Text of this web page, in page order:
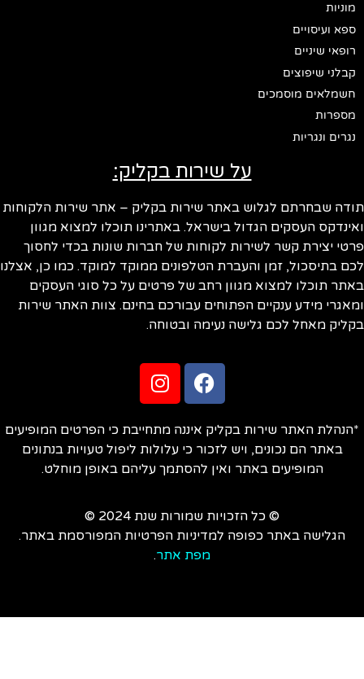
מוניות
ספא ועיסויים
רופאי שיניים
קבלני שיפוצים
חשמלאים מוסמכים
מספרות
נגרים ונגריות
על שירות בקליק:
שבחרתם לגלוש באתר שירות בקליק – אתר שירות הלקוחות
העסקים הגדול בישראל. באתרינו תוכלו למצוא מגוון
יצירת קשר לשירות לקוחות של חברות שונות בכדי לחסוך
בתיסכול, זמן והעברת הטלפונים ממוקד למוקד. כמו כן, אצלנו
תוכלו למצוא מגוון רחב של פרטים על כל סוגי העסקים
מידע ענקיים הפתוחים עבורכם בחינם. צוות האתר שירות
מאחל לכם גלישה נעימה ובטוחה.
האתר שירות בקליק איננה מתחייבת כי הפרטים המופיעים
באתר הם נכונים, ויש לזכור כי עלולות ליפול טעויות בנתונים
המופיעים באתר ואין להסתמך עליהם באופן מוחלט.
© כל הזכויות שמורות שנת 2024 ©
הגלישה באתר כפופה למדיניות הפרטיות המפורסמת באתר.
מפת אתר.